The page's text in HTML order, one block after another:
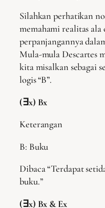
Silahkan perhatikan
memahami realitas ala
perpanjangannya
Mula-mula Descartes
kita misalkan sebagai
logis “B”.
(∃x) Bx
Keterangan
B: Buku
Dibaca “Terdapat
buku.”
(∃x) Bx & Ex